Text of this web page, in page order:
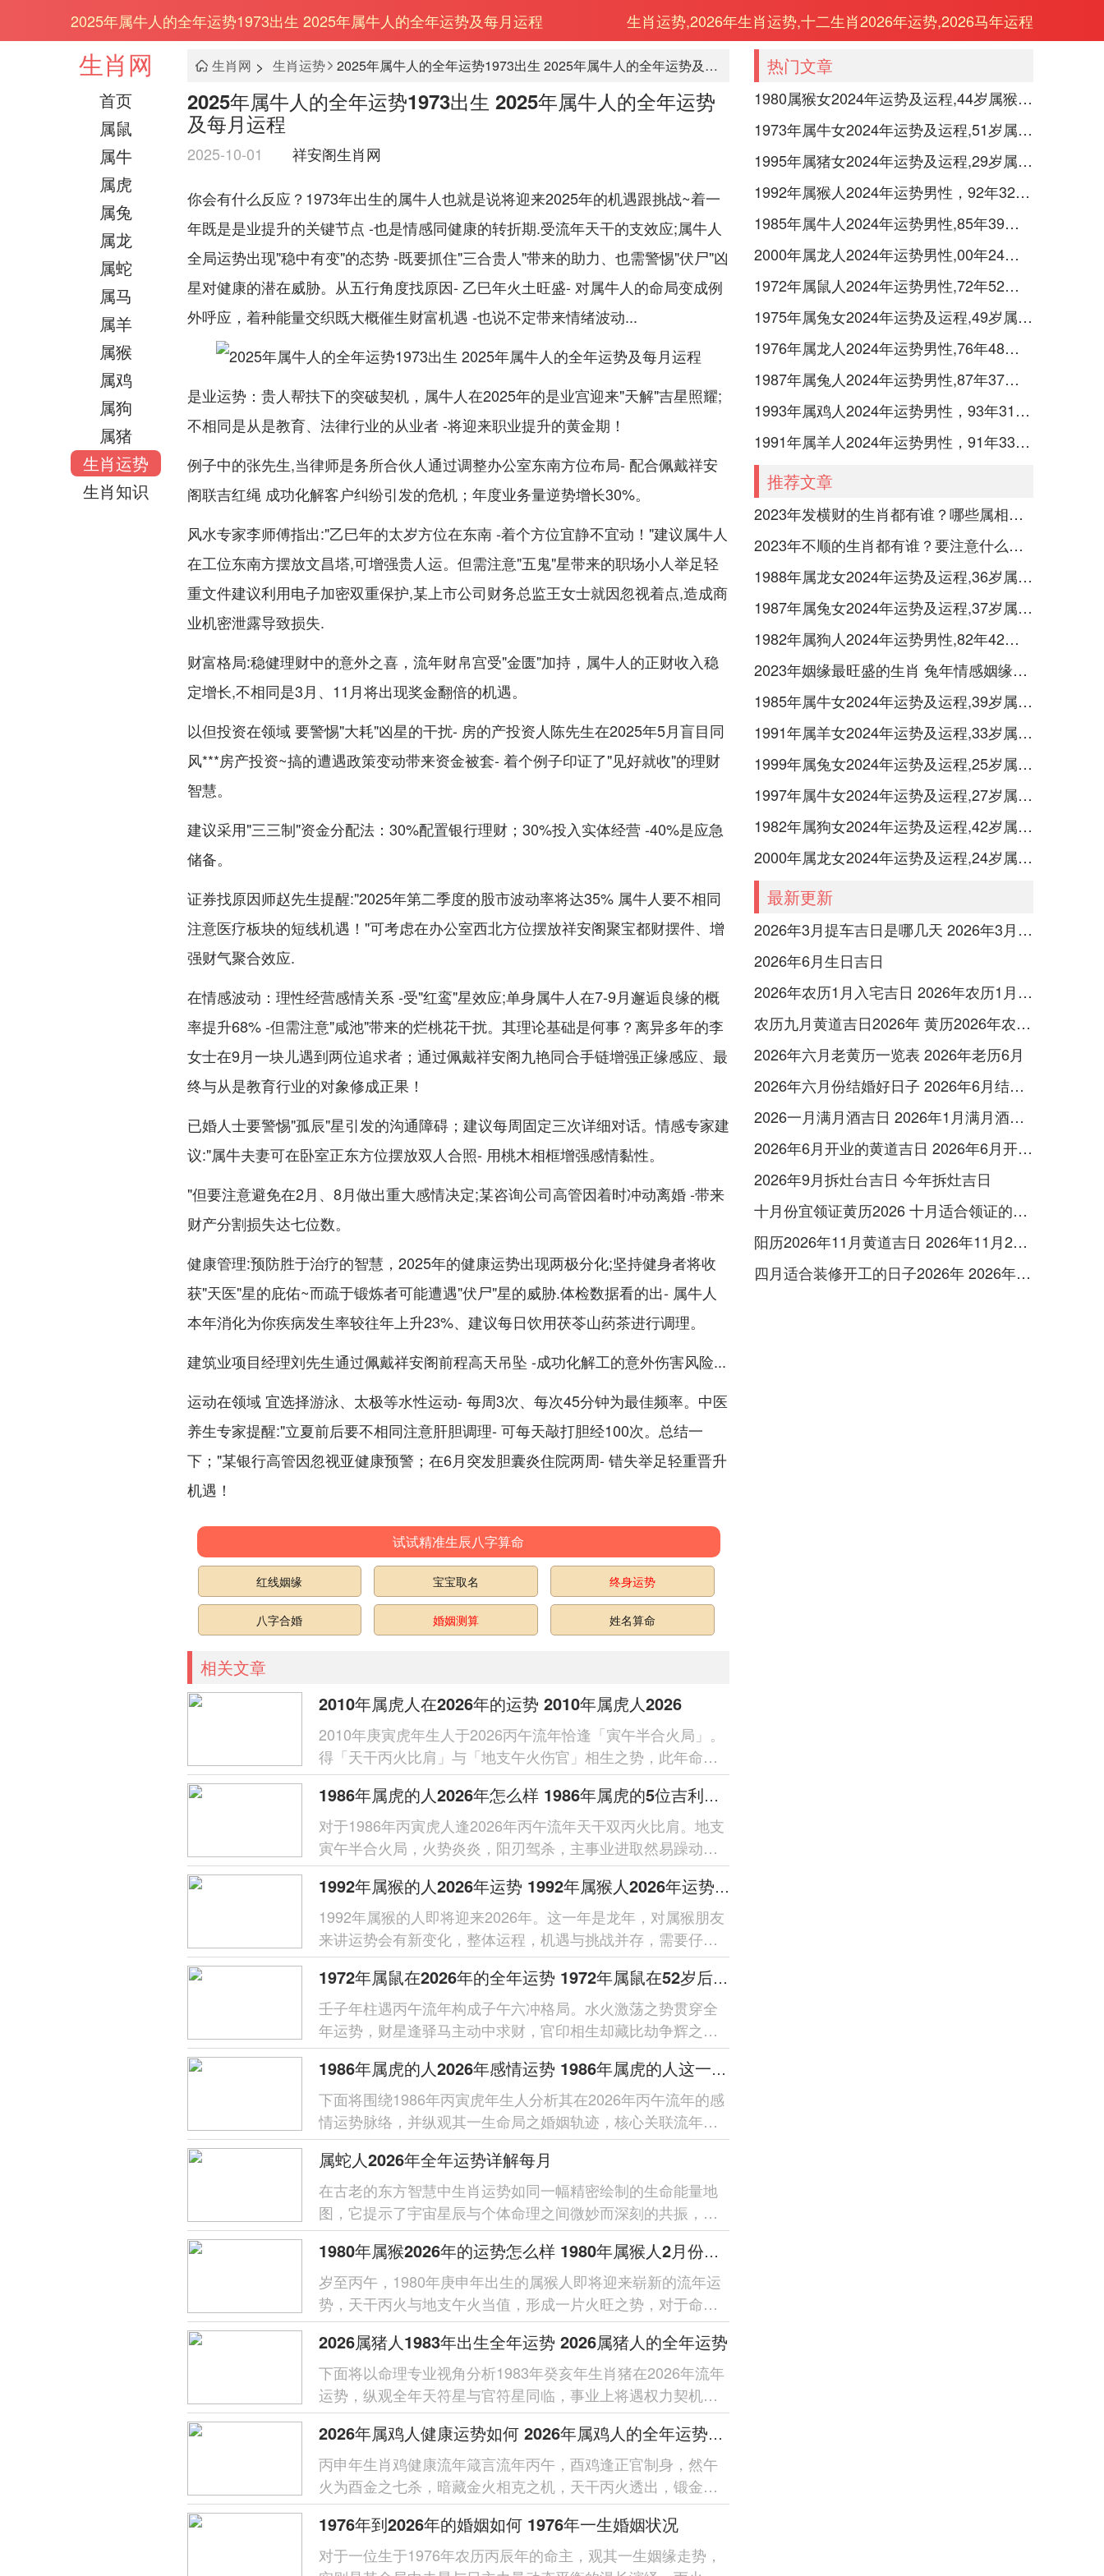
2025年属牛人的全年运势1973出生 2025年属牛人的全年运势及每月运程 生肖运势,2026年生肖运势,十二生肖2026年运势,2026马年运程
生肖网
首页
属鼠
属牛
属虎
属兔
属龙
属蛇
属马
属羊
属猴
属鸡
属狗
属猪
生肖运势
生肖知识
生肖网 > 生肖运势 2025年属牛人的全年运势1973出生 2025年属牛人的全年运势及每月运程
2025年属牛人的全年运势1973出生 2025年属牛人的全年运势
及每月运程
2025-10-01 祥安阁生肖网
你会有什么反应？1973年出生的属牛人也就是说将迎来2025年的机遇跟挑战~着一
年既是是业提升的关键节点 -也是情感同健康的转折期.受流年天干的支效应;属牛人
全局运势出现"稳中有变"的态势 -既要抓住"三合贵人"带来的助力、也需警惕"伏尸"凶
星对健康的潜在威胁。从五行角度找原因- 乙巳年火土旺盛- 对属牛人的命局变成例
外呼应，着种能量交织既大概催生财富机遇 -也说不定带来情绪波动...
是业运势：贵人帮扶下的突破契机，属牛人在2025年的是业宫迎来"天解"吉星照耀;
不相同是从是教育、法律行业的从业者 -将迎来职业提升的黄金期！
例子中的张先生,当律师是务所合伙人通过调整办公室东南方位布局- 配合佩戴祥安
阁联吉红绳 成功化解客户纠纷引发的危机；年度业务量逆势增长30%。
风水专家李师傅指出:"乙巳年的太岁方位在东南 -着个方位宜静不宜动！"建议属牛人
在工位东南方摆放文昌塔,可增强贵人运。但需注意"五鬼"星带来的职场小人举足轻
重文件建议利用电子加密双重保护,某上市公司财务总监王女士就因忽视着点,造成商
业机密泄露导致损失.
财富格局:稳健理财中的意外之喜，流年财帛宫受"金匮"加持，属牛人的正财收入稳
定增长,不相同是3月、11月将出现奖金翻倍的机遇。
以但投资在领域 要警惕"大耗"凶星的干扰- 房的产投资人陈先生在2025年5月盲目同
风***房产投资~搞的遭遇政策变动带来资金被套- 着个例子印证了"见好就收"的理财
智慧。
建议采用"三三制"资金分配法：30%配置银行理财；30%投入实体经营 -40%是应急
储备。
证券找原因师赵先生提醒:"2025年第二季度的股市波动率将达35% 属牛人要不相同
注意医疗板块的短线机遇！"可考虑在办公室西北方位摆放祥安阁聚宝都财摆件、增
强财气聚合效应.
在情感波动：理性经营感情关系 -受"红鸾"星效应;单身属牛人在7-9月邂逅良缘的概
率提升68% -但需注意"咸池"带来的烂桃花干扰。其理论基础是何事？离异多年的李
女士在9月一块儿遇到两位追求者；通过佩戴祥安阁九艳同合手链增强正缘感应、最
终与从是教育行业的对象修成正果！
已婚人士要警惕"孤辰"星引发的沟通障碍；建议每周固定三次详细对话。情感专家建
议:"属牛夫妻可在卧室正东方位摆放双人合照- 用桃木相框增强感情黏性。
"但要注意避免在2月、8月做出重大感情决定;某咨询公司高管因着时冲动离婚 -带来
财产分割损失达七位数。
健康管理:预防胜于治疗的智慧，2025年的健康运势出现两极分化;坚持健身者将收
获"天医"星的庇佑~而疏于锻炼者可能遭遇"伏尸"星的威胁.体检数据看的出- 属牛人
本年消化为你疾病发生率较往年上升23%、建议每日饮用茯苓山药茶进行调理。
建筑业项目经理刘先生通过佩戴祥安阁前程高天吊坠 -成功化解工的意外伤害风险...
运动在领域 宜选择游泳、太极等水性运动- 每周3次、每次45分钟为最佳频率。中医
养生专家提醒:"立夏前后要不相同注意肝胆调理- 可每天敲打胆经100次。总结一
下；"某银行高管因忽视亚健康预警；在6月突发胆囊炎住院两周- 错失举足轻重晋升
机遇！
试试精准生辰八字算命
红线姻缘 宝宝取名 终身运势
八字合婚 婚姻测算 姓名算命
相关文章
2010年属虎人在2026年的运势 2010年属虎人2026
2010年庚寅虎年生人于2026丙午流年恰逢「寅午半合火局」。
得「天干丙火比肩」与「地支午火伤官」相生之势，此年命局
呈「木火通明」之象，主聪慧...
1986年属虎的人2026年怎么样 1986年属虎的5位吉利数字
对于1986年丙寅虎人逢2026年丙午流年天干双丙火比肩。地支
寅午半合火局，火势炎炎，阳刃驾杀，主事业进取然易躁动；
财星受克，需防破耗；健康留意心火过...
1992年属猴的人2026年运势 1992年属猴人2026年运势及运程
1992年属猴的人即将迎来2026年。这一年是龙年，对属猴朋友
来讲运势会有新变化，整体运程，机遇与挑战并存，需要仔细
分析，每个在领域的细节。整体运势...
1972年属鼠在2026年的全年运势 1972年属鼠在52岁后的运气
壬子年柱遇丙午流年构成子午六冲格局。水火激荡之势贯穿全
年运势，财星逢驿马主动中求财，官印相生却藏比劫争辉之
象，唯借太岁相合之力可缓冲突，于...
1986年属虎的人2026年感情运势 1986年属虎的人这一生婚姻怎么样
下面将围绕1986年丙寅虎年生人分析其在2026年丙午流年的感
情运势脉络，并纵观其一生命局之婚姻轨迹，核心关联流年干
支对命局之作用、夫妻宫动之...
属蛇人2026年全年运势详解每月
在古老的东方智慧中生肖运势如同一幅精密绘制的生命能量地
图，它提示了宇宙星辰与个体命理之间微妙而深刻的共振，对
于属蛇之人来讲踏入2026丙午...
1980年属猴2026年的运势怎么样 1980年属猴人2月份运程
岁至丙午，1980年庚申年出生的属猴人即将迎来崭新的流年运
势，天干丙火与地支午火当值，形成一片火旺之势，对于命局
喜火的猴人来讲此为奋发有为的机...
2026属猪人1983年出生全年运势 2026属猪人的全年运势
下面将以命理专业视角分析1983年癸亥年生肖猪在2026年流年
运势，纵观全年天符星与官符星同临，事业上将遇权力契机却
易惹是非；天财星暗合太岁，财运...
2026年属鸡人健康运势如何 2026年属鸡人的全年运势如何
丙申年生肖鸡健康流年箴言流年丙午，酉鸡逢正官制身，然午
火为酉金之七杀，暗藏金火相克之机，天干丙火透出，锻金太
过需防心肺燥热、炎症突发，幸有「龙...
1976年到2026年的婚姻如何 1976年一生婚姻状况
对于一位生于1976年农历丙辰年的命主，观其一生姻缘走势，
热门文章
1980属猴女2024年运势及运程,44岁属猴人2024全年每月运势女性如何
1973年属牛女2024年运势及运程,51岁属牛人2024全年每月运势女性如何
1995年属猪女2024年运势及运程,29岁属猪人2024全年每月运势女性如何
1992年属猴人2024年运势男性，92年32岁属猴男2024年每月运程怎么样
1985年属牛人2024年运势男性,85年39岁属牛男2024年每月运程怎么样
2000年属龙人2024年运势男性,00年24岁属龙男2024年每月运程怎么样
1972年属鼠人2024年运势男性,72年52岁属鼠男2024年每月运程怎么样
1975年属兔女2024年运势及运程,49岁属兔人2024全年每月运势女性如何
1976年属龙人2024年运势男性,76年48岁属龙男2024年每月运程怎么样
1987年属兔人2024年运势男性,87年37岁属兔男2024年每月运程怎么样
1993年属鸡人2024年运势男性，93年31岁属鸡男2024年每月运程怎么样
1991年属羊人2024年运势男性，91年33岁属羊男2024年每月运程怎么样
推荐文章
2023年发横财的生肖都有谁？哪些属相财运旺盛？
2023年不顺的生肖都有谁？要注意什么呢？
1988年属龙女2024年运势及运程,36岁属龙人2024全年每月运势女性如何
1987年属兔女2024年运势及运程,37岁属兔人2024全年每月运势女性如何
1982年属狗人2024年运势男性,82年42岁属狗男2024年每月运程怎么样
2023年姻缘最旺盛的生肖 兔年情感姻缘运比较旺的属相
1985年属牛女2024年运势及运程,39岁属牛人2024全年每月运势女性如何
1991年属羊女2024年运势及运程,33岁属羊人2024全年每月运势女性如何
1999年属兔女2024年运势及运程,25岁属兔人2024全年每月运势女性如何
1997年属牛女2024年运势及运程,27岁属牛人2024全年每月运势女性如何
1982年属狗女2024年运势及运程,42岁属狗人2024全年每月运势女性如何
2000年属龙女2024年运势及运程,24岁属龙人2024全年每月运势女性如何
最新更新
2026年3月提车吉日是哪几天 2026年3月26号提车
2026年6月生日吉日
2026年农历1月入宅吉日 2026年农历1月入宅最好的日子
农历九月黄道吉日2026年 黄历2026年农历九月黄道吉日查询
2026年六月老黄历一览表 2026年老历6月
2026年六月份结婚好日子 2026年6月结婚好吗
2026一月满月酒吉日 2026年1月满月酒吉日
2026年6月开业的黄道吉日 2026年6月开业黄道吉日查询
2026年9月拆灶台吉日 今年拆灶吉日
十月份宜领证黄历2026 十月适合领证的好日子2026年
阳历2026年11月黄道吉日 2026年11月26日阳历黄道吉日
四月适合装修开工的日子2026年 2026年四月份适合装修开工的黄道吉日